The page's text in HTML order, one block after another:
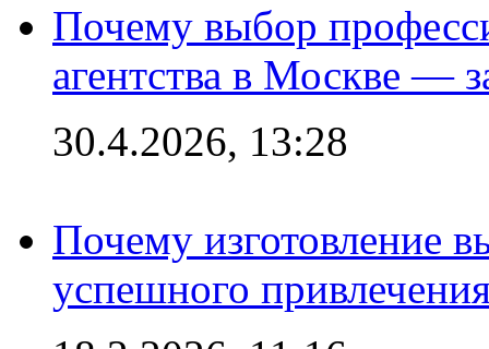
Почему выбор
агентства в Москве —
30.4.2026, 13:28
Почему изготовление
успешного